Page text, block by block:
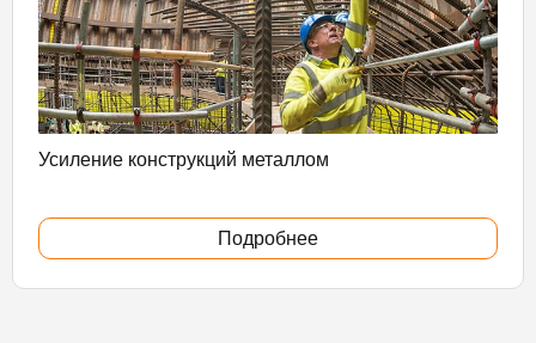
Усиление конструкций металлом
Подробнее